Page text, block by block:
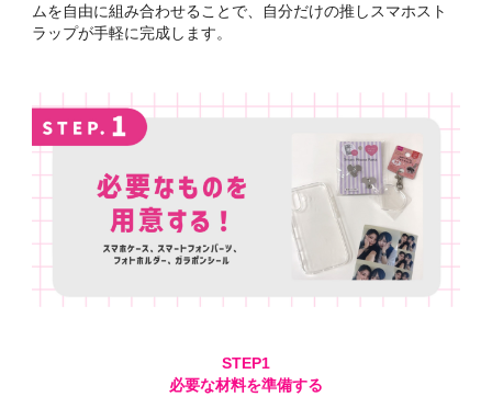
ムを自由に組み合わせることで、自分だけの推しスマホスト
ラップが手軽に完成します。
必要な材料を準備する